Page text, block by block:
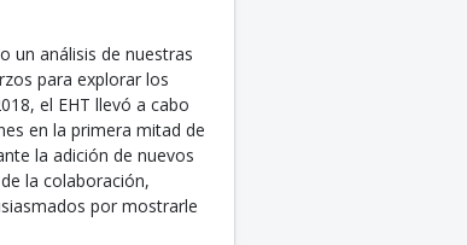
un análisis de nuestras
para explorar los
el EHT llevó a cabo
en la primera mitad de
la adición de nuevos
la colaboración,
por mostrarle